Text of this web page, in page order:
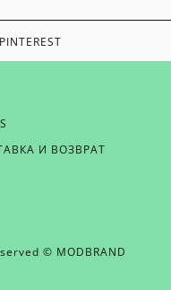
PINTEREST
И ВОЗВРАТ
© MODBRAND
В КУРСЕ НАШИХ НОВОСТЕЙ,
ОТПРАВЬТЕ НАМ СВОЙ EMAIL